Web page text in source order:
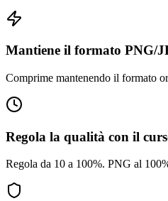
Mantiene il formato PNG/
Comprime mantenendo il formato
Regola la qualità con il
Regola da 10 a 100%. PNG al